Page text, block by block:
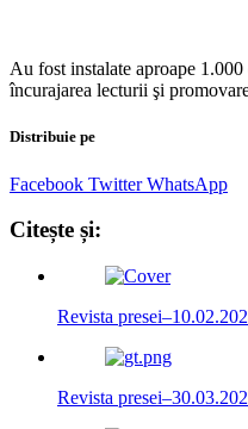
Au fost instalate aproape
încurajarea lecturii şi
Distribuie pe
Facebook Twitter WhatsApp
Citește și:
Revista
Revista